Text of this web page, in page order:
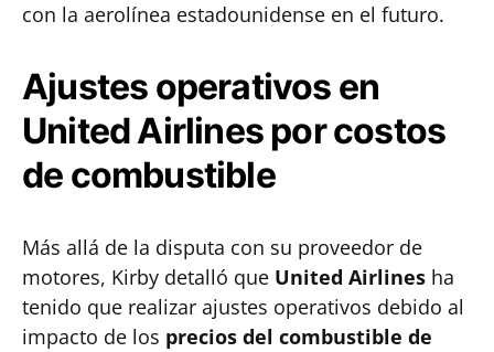
con la aerolínea estadounidense en el futuro.
Ajustes operativos en
United Airlines por costos
de combustible
Más allá de la disputa con su proveedor de
motores, Kirby detalló que United Airlines ha
tenido que realizar ajustes operativos debido al
impacto de los precios del combustible de